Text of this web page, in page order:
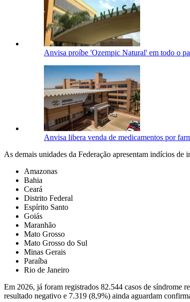
Anvisa proíbe 'Ozempic Natural' em todo o
Anvisa libera venda de medicamentos por
As demais unidades da Federação apresentam indícios
Amazonas
Bahia
Ceará
Distrito Federal
Espírito Santo
Goiás
Maranhão
Mato Grosso
Mato Grosso do Sul
Minas Gerais
Paraíba
Rio de Janeiro
Em 2026, já foram registrados 82.544 casos de síndrome
resultado negativo e 7.319 (8,9%) ainda aguardam